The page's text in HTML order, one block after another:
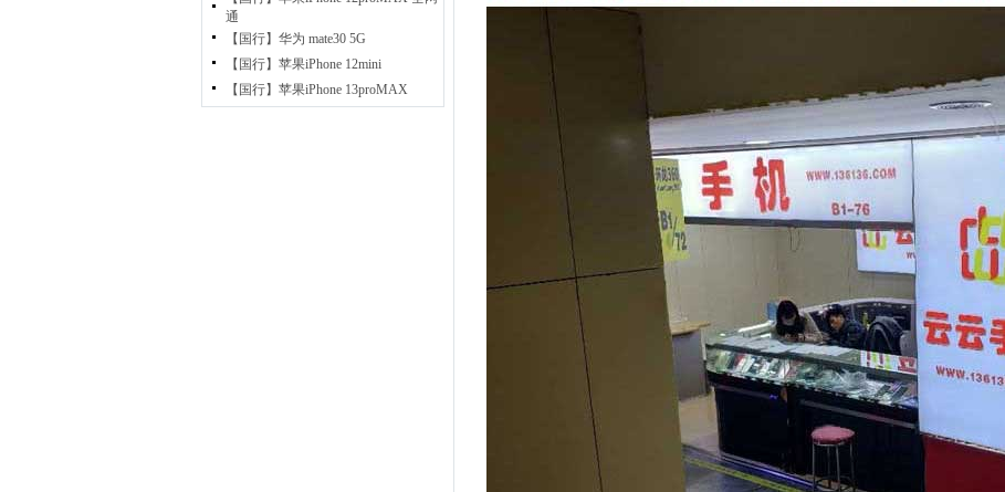
通
【国行】华为 mate30 5G
【国行】苹果iPhone 12mini
【国行】苹果iPhone 13proMAX